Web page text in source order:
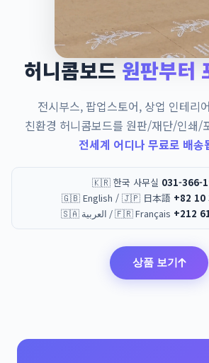
허니콤보드 원판부터
전시부스, 팝업스토어, 상업 인테리
친환경 허니콤보드를 원판/재단/인쇄/
전세계 어디나 무료로 배송
🇰🇷 한국 사무실 031-366-
🇬🇧 English / 🇯🇵 日本語 +82 10
🇸🇦 العربية / 🇫🇷 Français +212
상품 보기